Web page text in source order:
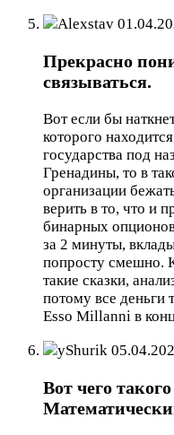
Alexstav
Прекрасно
связываться.
Вот если бы
которого
государства под
Гренадины, то в
организации
верить в то, что и
бинарных
за 2 минуты,
попросту смешно.
такие сказки,
потому все деньги
Esso Millanni в
yShurik
Вот чего